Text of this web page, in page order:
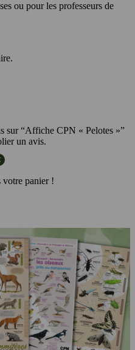
ou pour les professeurs de
sur “Affiche CPN « Pelotes »”
un avis.
votre panier !